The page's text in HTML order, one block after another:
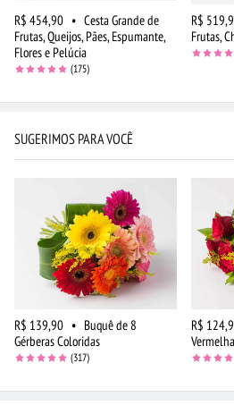
R$ 454,90 • Cesta Grande de
Frutas, Queijos, Pães, Espumante,
Flores e Pelúcia
(175)
R$
Frutas,
SUGERIMOS PARA VOCÊ
R$ 139,90 • Buquê de 8
Gérberas Coloridas
(317)
R$